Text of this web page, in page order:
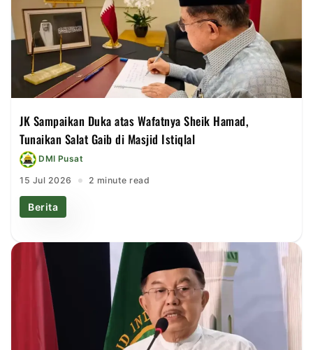
JK Sampaikan Duka atas Wafatnya Sheik Hamad,
Tunaikan Salat Gaib di Masjid Istiqlal
DMI Pusat
15 Jul 2026 2 minute read
Berita